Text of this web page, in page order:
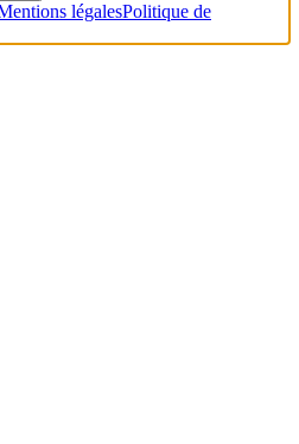
légalesPolitique de